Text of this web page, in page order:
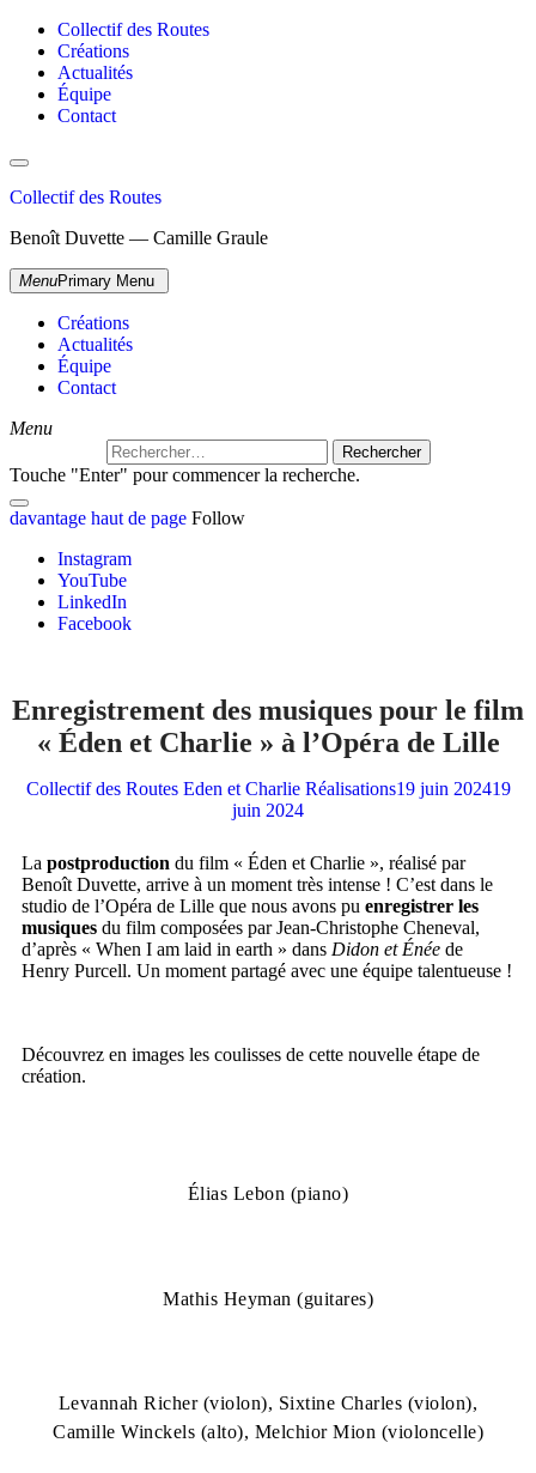
Collectif des Routes
Créations
Actualités
Équipe
Contact
Collectif des Routes
Benoît Duvette — Camille Graule
MenuPrimary Menu
Créations
Actualités
Équipe
Contact
Menu
Touche "Enter" pour commencer la recherche.
davantage haut de page Follow
Instagram
YouTube
LinkedIn
Facebook
Enregistrement des musiques pour le film
« Éden et Charlie » à l’Opéra de Lille
Collectif des Routes Eden et Charlie Réalisations19 juin 202419
juin 2024
La postproduction d​u film « Éden et Charlie »​, réalisé par
Benoît Duvette​, arrive à un moment très intense ! C’est dans le
studio de l’Opéra de Lille que nous avons pu enregistrer les
musiques du film​ composées par Jean-Christophe Cheneval,
d’après « When I am laid in earth » dans Didon et Énée de
Henry Purcell.​ Un moment partagé avec une équipe talentueuse !
Découvrez en images les coulisses de cette nouvelle étape de
création.
Élias Lebon (piano)
Mathis Heyman (guitares)
Levannah Richer (violon), Sixtine Charles (violon),
Camille Winckels (alto), Melchior Mion (violoncelle)